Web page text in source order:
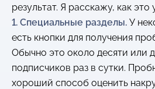
результат. Я расскажу, как это
1. Специальные разделы. У
есть кнопки для получения
Обычно это около десяти или
подписчиков раз в сутки.
хороший способ оценить